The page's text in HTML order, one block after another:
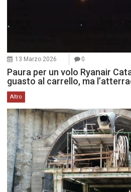
13 Marzo 2026 0
Paura per un volo Ryanair
guasto al carrello, ma
Altro